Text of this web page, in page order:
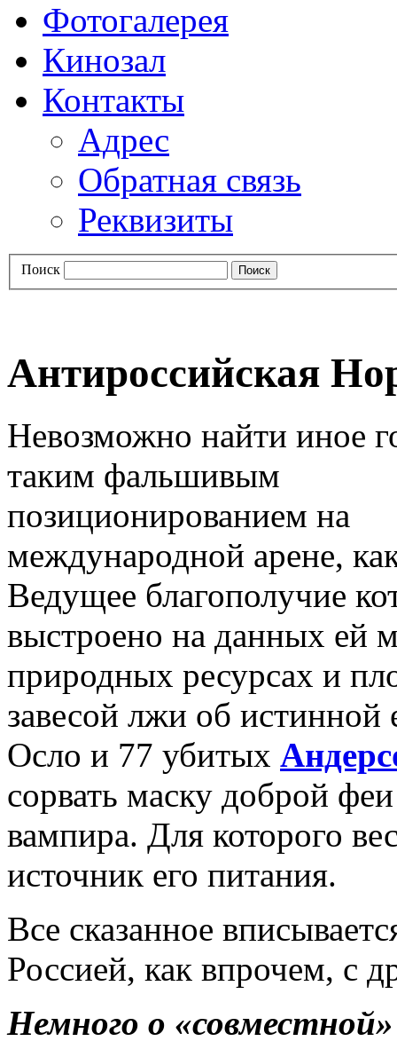
Фотогалерея
Кинозал
Контакты
Адрес
Обратная связь
Реквизиты
Поиск
Антироссийская
Невозможно найти иное
таким фальшивым
позиционированием на
международной арене,
Ведущее благополучие
выстроено на данных ей
природных ресурсах и
завесой лжи об
Осло и 77 убитых
сорвать маску доброй
вампира. Для которого
источник его питания.
Все сказанное
Россией, как впрочем, с
Немного о «совместной»